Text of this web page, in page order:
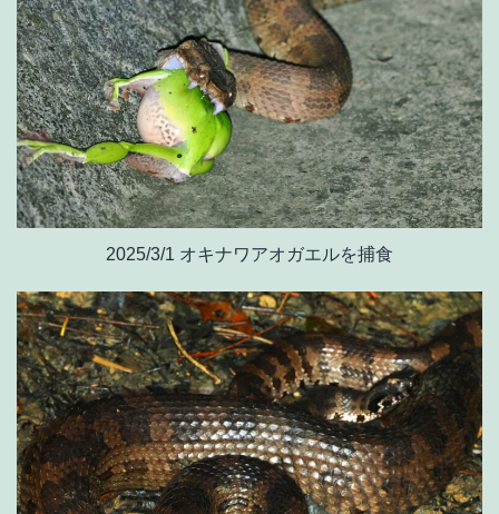
2025/3/1 オキナワアオガエルを捕食